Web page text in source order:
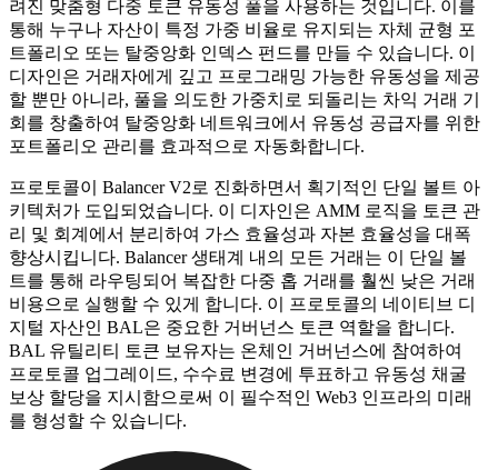
려진 맞춤형 다중 토큰 유동성 풀을 사용하는 것입니다. 이를
통해 누구나 자산이 특정 가중 비율로 유지되는 자체 균형 포
트폴리오 또는 탈중앙화 인덱스 펀드를 만들 수 있습니다. 이
디자인은 거래자에게 깊고 프로그래밍 가능한 유동성을 제공
할 뿐만 아니라, 풀을 의도한 가중치로 되돌리는 차익 거래 기
회를 창출하여 탈중앙화 네트워크에서 유동성 공급자를 위한
포트폴리오 관리를 효과적으로 자동화합니다.
프로토콜이 Balancer V2로 진화하면서 획기적인 단일 볼트 아
키텍처가 도입되었습니다. 이 디자인은 AMM 로직을 토큰 관
리 및 회계에서 분리하여 가스 효율성과 자본 효율성을 대폭
향상시킵니다. Balancer 생태계 내의 모든 거래는 이 단일 볼
트를 통해 라우팅되어 복잡한 다중 홉 거래를 훨씬 낮은 거래
비용으로 실행할 수 있게 합니다. 이 프로토콜의 네이티브 디
지털 자산인 BAL은 중요한 거버넌스 토큰 역할을 합니다.
BAL 유틸리티 토큰 보유자는 온체인 거버넌스에 참여하여
프로토콜 업그레이드, 수수료 변경에 투표하고 유동성 채굴
보상 할당을 지시함으로써 이 필수적인 Web3 인프라의 미래
를 형성할 수 있습니다.